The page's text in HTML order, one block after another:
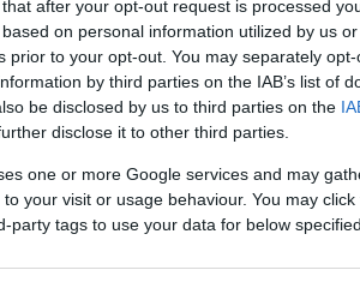
after your opt-out request is processed
on personal information utilized by us
prior to your opt-out. You may separately
by third parties on the IAB’s list of
be disclosed by us to third parties on the
disclose it to other third parties.
one or more Google services and may
your visit or usage behaviour. You may
party tags to use your data for below
της για μια προτεραιότητα
μετά από επίθεση με